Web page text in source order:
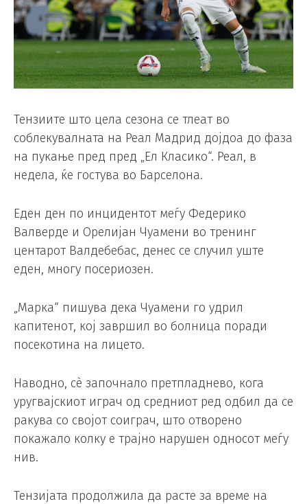
Тензиите што цела сезона се тлеат во
соблекувалната на Реал Мадрид дојдоа до фаза
на пукање пред пред „Ел Класико“. Реал, в
недела, ќе гостува во Барселона.
Еден ден по инцидентот меѓу Федерико
Валверде и Орелијан Чуамени во тренинг
центарот Валдебебас, денес се случил уште
еден, многу посериозен.
„Марка“ пишува дека Чуамени го удрил
капитенот, кој завршил во болница поради
посекотина на лицето.
Наводно, сè започнало претпладнево, кога
уругвајскиот играч од средниот ред одбил да се
ракува со својот соиграч, што отворено
покажало колку е трајно нарушен односот меѓу
нив.
Тензијата продолжила да расте за време на